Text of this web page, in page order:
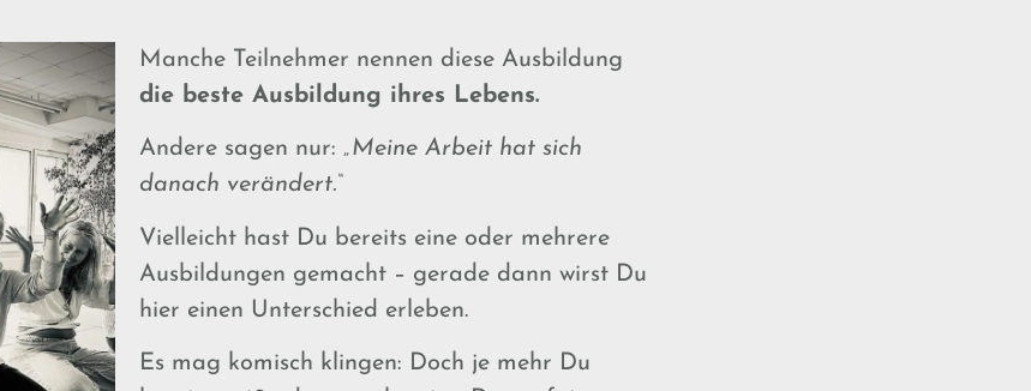
Manche Teilnehmer nennen diese Ausbildung
die beste Ausbildung ihres Lebens.
Andere sagen nur: „Meine Arbeit hat sich
danach verändert.“
Vielleicht hast Du bereits eine oder mehrere
Ausbildungen gemacht – gerade dann wirst Du
hier einen Unterschied erleben.
Es mag komisch klingen: Doch je mehr Du